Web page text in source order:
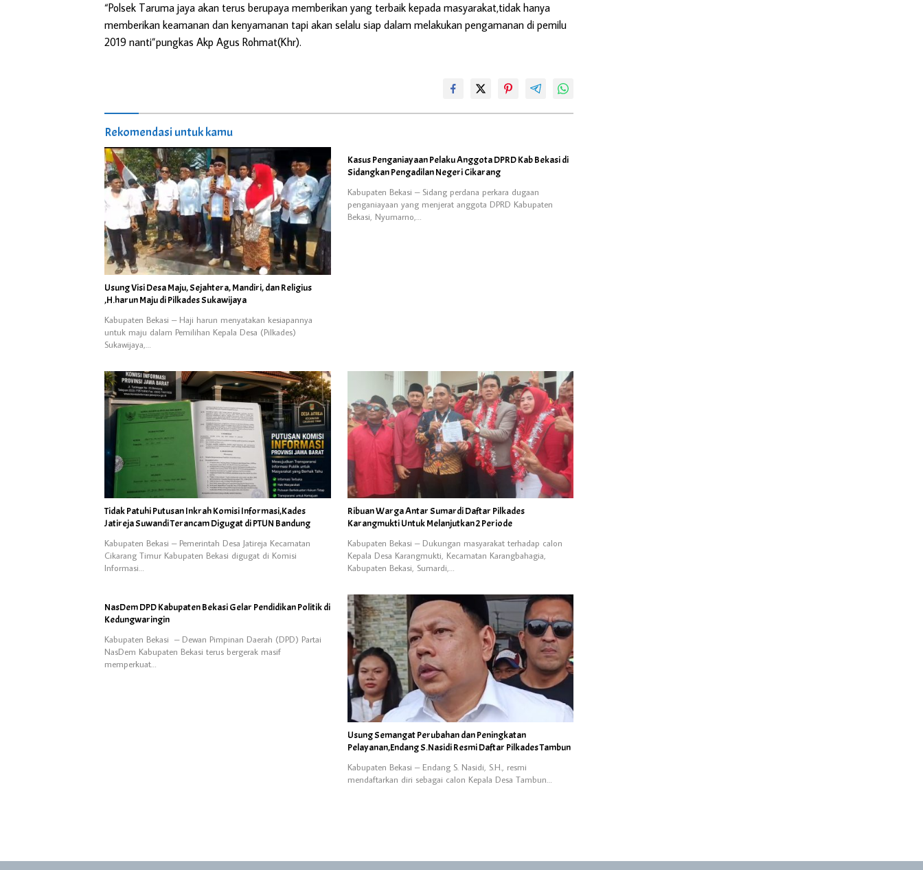
“Polsek Taruma jaya akan terus berupaya memberikan yang terbaik kepada masyarakat,tidak hanya
memberikan keamanan dan kenyamanan tapi akan selalu siap dalam melakukan pengamanan di pemilu
2019 nanti”pungkas Akp Agus Rohmat(Khr).
Rekomendasi untuk kamu
Usung Visi Desa Maju, Sejahtera, Mandiri, dan Religius
,H.harun Maju di Pilkades Sukawijaya
Kabupaten Bekasi – Haji harun menyatakan kesiapannya
untuk maju dalam Pemilihan Kepala Desa (Pilkades)
Sukawijaya,…
Kasus Penganiayaan Pelaku Anggota DPRD Kab Bekasi di
Sidangkan Pengadilan Negeri Cikarang
Kabupaten Bekasi – Sidang perdana perkara dugaan
penganiayaan yang menjerat anggota DPRD Kabupaten
Bekasi, Nyumarno,…
Tidak Patuhi Putusan Inkrah Komisi Informasi,Kades
Jatireja Suwandi Terancam Digugat di PTUN Bandung
Kabupaten Bekasi – Pemerintah Desa Jatireja Kecamatan
Cikarang Timur Kabupaten Bekasi digugat di Komisi
Informasi…
Ribuan Warga Antar Sumardi Daftar Pilkades
Karangmukti Untuk Melanjutkan 2 Periode
Kabupaten Bekasi – Dukungan masyarakat terhadap calon
Kepala Desa Karangmukti, Kecamatan Karangbahagia,
Kabupaten Bekasi, Sumardi,…
NasDem DPD Kabupaten Bekasi Gelar Pendidikan Politik di
Kedungwaringin
Kabupaten Bekasi – Dewan Pimpinan Daerah (DPD) Partai
NasDem Kabupaten Bekasi terus bergerak masif
memperkuat…
Usung Semangat Perubahan dan Peningkatan
Pelayanan,Endang S.Nasidi Resmi Daftar Pilkades Tambun
Kabupaten Bekasi – Endang S. Nasidi, S.H., resmi
mendaftarkan diri sebagai calon Kepala Desa Tambun…